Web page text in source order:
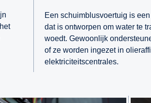
Een schuimblusvoertuig is
dat is ontworpen om water te
woedt. Gewoonlijk
of ze worden ingezet in
elektriciteitscentrales.